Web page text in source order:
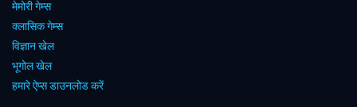
मेमोरी गेम्स
क्लासिक गेम्स
विज्ञान खेल
भूगोल खेल
हमारे ऐप्स डाउनलोड करें